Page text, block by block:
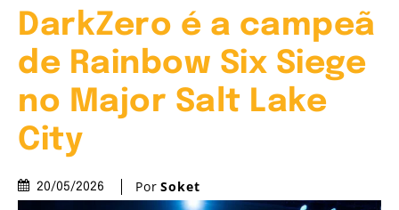
DarkZero é a campeã
de Rainbow Six Siege
no Major Salt Lake
City
20/05/2026 Por Soket